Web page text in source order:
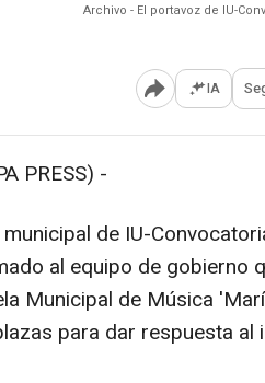
Archivo - El portavoz de IU-
Abrir IA
PRESS) -
de IU-
al equipo de gobierno
Municipal de Música
para dar respuesta al